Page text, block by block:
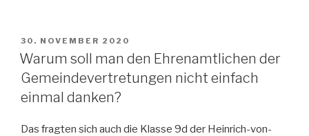
VERÖFFENTLICHT
AM
30. NOVEMBER 2020
Warum soll man den Ehrenamtlichen der
Gemeindevertretungen nicht einfach
einmal danken?
Das fragten sich auch die Klasse 9d der Heinrich-von-